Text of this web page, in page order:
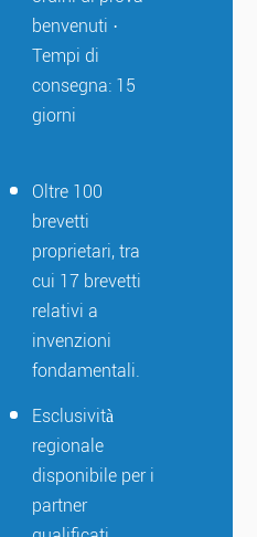
benvenuti ·
Tempi di
consegna: 15
giorni
Oltre 100
brevetti
proprietari, tra
cui 17 brevetti
relativi a
invenzioni
fondamentali.
Esclusività
regionale
disponibile per i
partner